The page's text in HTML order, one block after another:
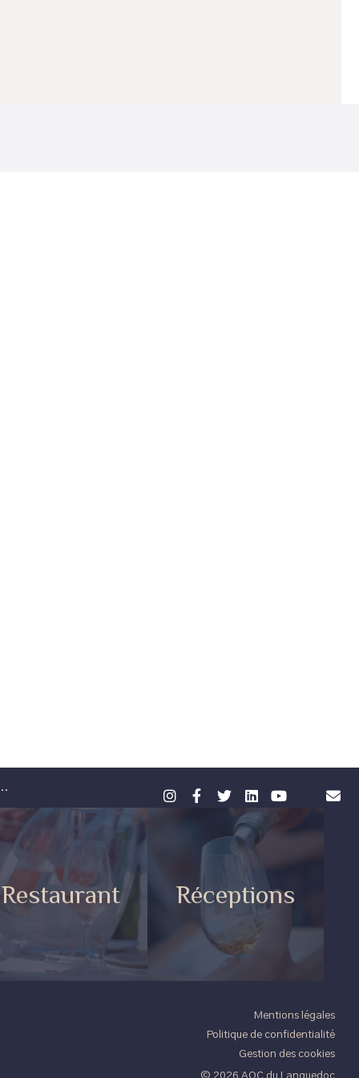
Restaurant Réceptions
Mentions légales
Politique de confidentialité
Gestion des cookies
© 2026 AOC du Languedoc